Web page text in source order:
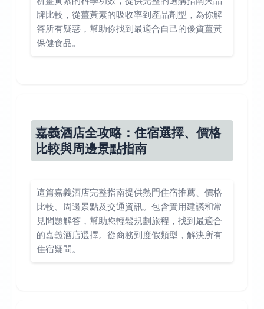
牌比較，從薑黃素的吸收率到產品劑型，為你解
答所有疑惑，幫助你找到最適合自己的優質薑黃
保健食品。
嘉義酒店全攻略：住宿選擇、價格
比較與周邊景點指南
這篇嘉義酒店完整指南提供熱門住宿推薦、價格
比較、周邊景點及交通資訊。包含實用建議和常
見問題解答，幫助您輕鬆規劃旅程，找到最適合
的嘉義酒店選擇。從商務到度假類型，解決所有
住宿疑問。